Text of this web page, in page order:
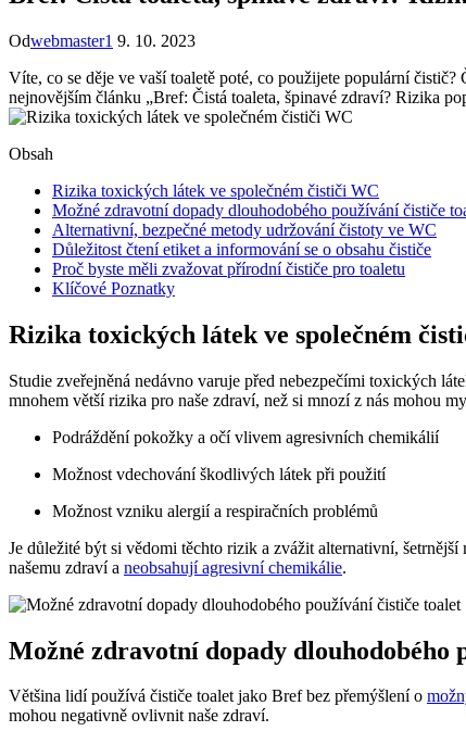
Odwebmaster1 9. 10. 2023
Víte, co se děje ve vaší toaletě poté, co použijete populární
nejnovějším článku „Bref: Čistá toaleta, špinavé zdraví? Rizika
Obsah
Rizika toxických látek ve společném čističi WC
Možné zdravotní dopady dlouhodobého používání čističe
Alternativní, bezpečné metody udržování čistoty ve WC
Důležitost čtení etiket a informování se o obsahu čističe
Proč byste měli zvažovat přírodní čističe pro toaletu
Klíčové Poznatky
Rizika toxických látek ve společném
Studie zveřejněná nedávno varuje před nebezpečími toxických
mnohem větší rizika pro naše zdraví, než si mnozí z nás mohou
Podráždění pokožky a očí vlivem agresivních chemikálií
Možnost vdechování škodlivých látek při použití
Možnost vzniku alergií a respiračních problémů
Je důležité být si vědomi těchto rizik a zvážit alternativní,
našemu zdraví a neobsahují agresivní chemikálie.
Možné zdravotní dopady dlouhodobého
Většina lidí používá čističe toalet jako Bref bez přemýšlení o
mohou negativně ovlivnit naše zdraví.